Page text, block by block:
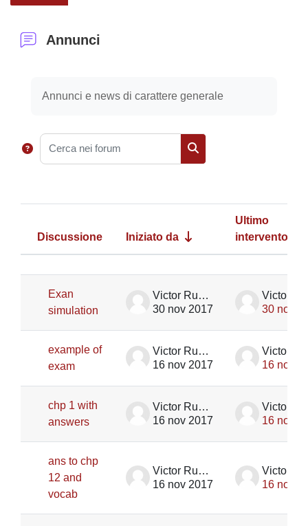
Annunci
Annunci e news di carattere generale
Cerca nei forum
Cerca nei forum
Stato
Discussione Iniziato da
Ultimo
intervento
Exan
simulation
Victor Rupik
30 nov 2017
30 nov
example of
exam
Victor Rupik
16 nov 2017
16 nov
chp 1 with
answers
Victor Rupik
16 nov 2017
16 nov
ans to chp
12 and
vocab
Victor Rupik
16 nov 2017
16 nov